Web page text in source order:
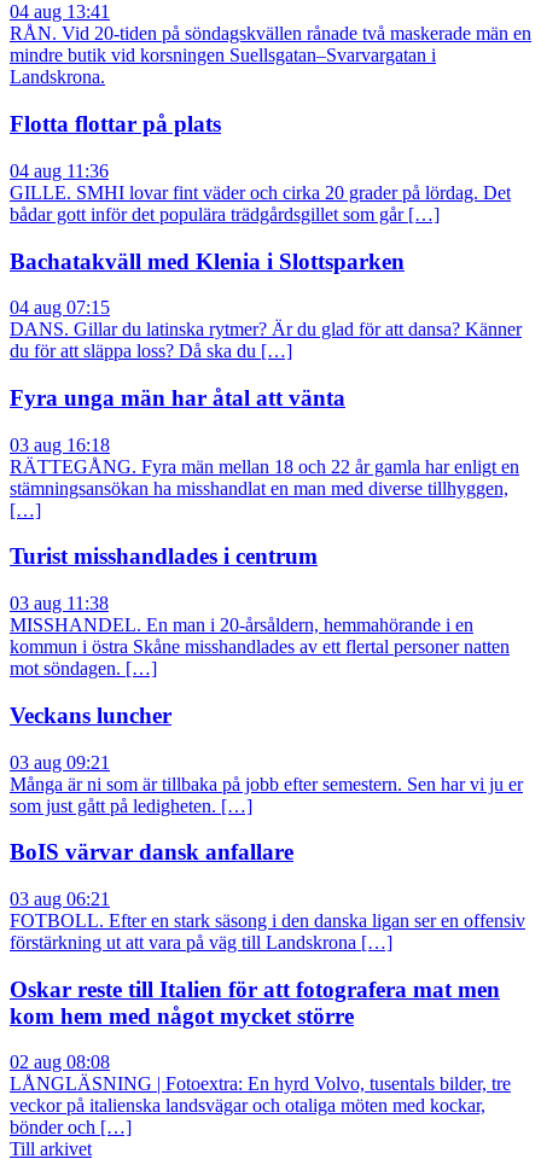
04 aug 13:41
RÅN. Vid 20-tiden på söndagskvällen rånade två maskerade män en
mindre butik vid korsningen Suellsgatan–Svarvargatan i
Landskrona.
Flotta flottar på plats
04 aug 11:36
GILLE. SMHI lovar fint väder och cirka 20 grader på lördag. Det
bådar gott inför det populära trädgårdsgillet som går […]
Bachatakväll med Klenia i Slottsparken
04 aug 07:15
DANS. Gillar du latinska rytmer? Är du glad för att dansa? Känner
du för att släppa loss? Då ska du […]
Fyra unga män har åtal att vänta
03 aug 16:18
RÄTTEGÅNG. Fyra män mellan 18 och 22 år gamla har enligt en
stämningsansökan ha misshandlat en man med diverse tillhyggen,
[…]
Turist misshandlades i centrum
03 aug 11:38
MISSHANDEL. En man i 20-årsåldern, hemmahörande i en
kommun i östra Skåne misshandlades av ett flertal personer natten
mot söndagen. […]
Veckans luncher
03 aug 09:21
Många är ni som är tillbaka på jobb efter semestern. Sen har vi ju er
som just gått på ledigheten. […]
BoIS värvar dansk anfallare
03 aug 06:21
FOTBOLL. Efter en stark säsong i den danska ligan ser en offensiv
förstärkning ut att vara på väg till Landskrona […]
Oskar reste till Italien för att fotografera mat men
kom hem med något mycket större
02 aug 08:08
LÅNGLÄSNING | Fotoextra: En hyrd Volvo, tusentals bilder, tre
veckor på italienska landsvägar och otaliga möten med kockar,
bönder och […]
Till arkivet